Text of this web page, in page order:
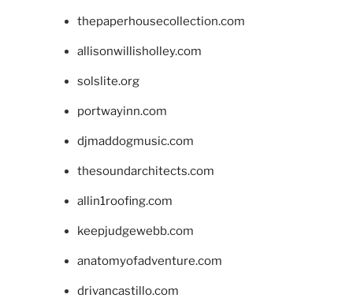
thepaperhousecollection.com
allisonwillisholley.com
solslite.org
portwayinn.com
djmaddogmusic.com
thesoundarchitects.com
allin1roofing.com
keepjudgewebb.com
anatomyofadventure.com
drivancastillo.com